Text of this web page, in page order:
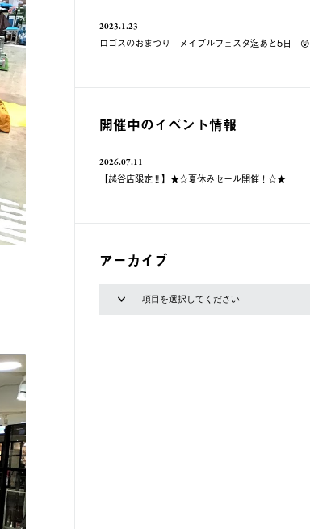
2023.1.23
ロゴスのおまつり メイプルフェスタ迄あと5日 😲
開催中のイベント情報
2026.07.11
【越谷店限定‼】★☆夏休みセール開催！☆★
アーカイブ